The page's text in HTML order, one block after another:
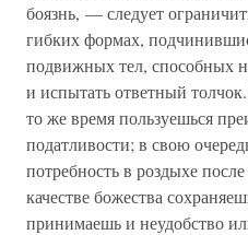
боязнь, — следует
гибких формах,
подвижных тел, способных
и испытать ответный
то же время пользуешься
податливости; в свою
потребность в роздыхе
качестве божества
принимаешь и неудобство